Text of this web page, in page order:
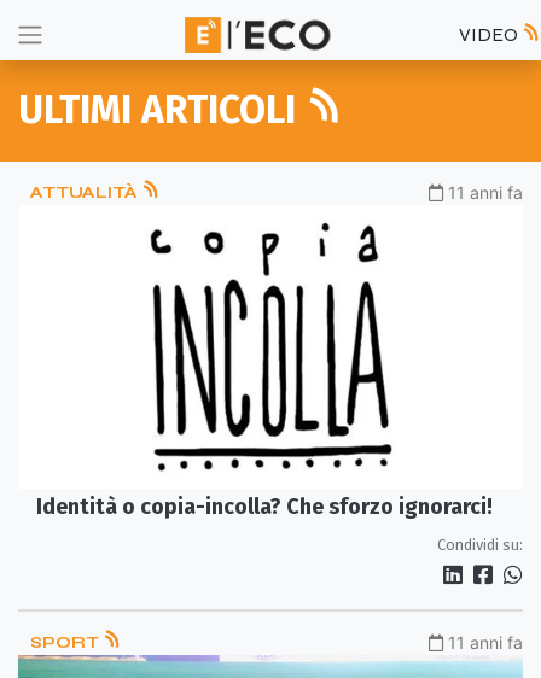
VIDEO
ULTIMI ARTICOLI
ATTUALITÀ 11 anni fa
Identità o copia-incolla? Che sforzo ignorarci!
Condividi su:
SPORT 11 anni fa